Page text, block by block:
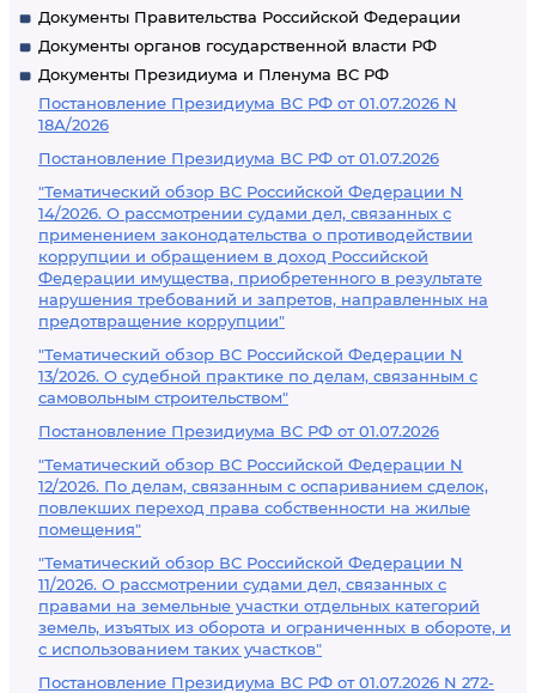
Документы Правительства Российской Федерации
Документы органов государственной власти РФ
Документы Президиума и Пленума ВС РФ
Постановление Президиума ВС РФ от 01.07.2026 N
18А/2026
Постановление Президиума ВС РФ от 01.07.2026
"Тематический обзор ВС Российской Федерации N
14/2026. О рассмотрении судами дел, связанных с
применением законодательства о противодействии
коррупции и обращением в доход Российской
Федерации имущества, приобретенного в результате
нарушения требований и запретов, направленных на
предотвращение коррупции"
"Тематический обзор ВС Российской Федерации N
13/2026. О судебной практике по делам, связанным с
самовольным строительством"
Постановление Президиума ВС РФ от 01.07.2026
"Тематический обзор ВС Российской Федерации N
12/2026. По делам, связанным с оспариванием сделок,
повлекших переход права собственности на жилые
помещения"
"Тематический обзор ВС Российской Федерации N
11/2026. О рассмотрении судами дел, связанных с
правами на земельные участки отдельных категорий
земель, изъятых из оборота и ограниченных в обороте, и
с использованием таких участков"
Постановление Президиума ВС РФ от 01.07.2026 N 272-